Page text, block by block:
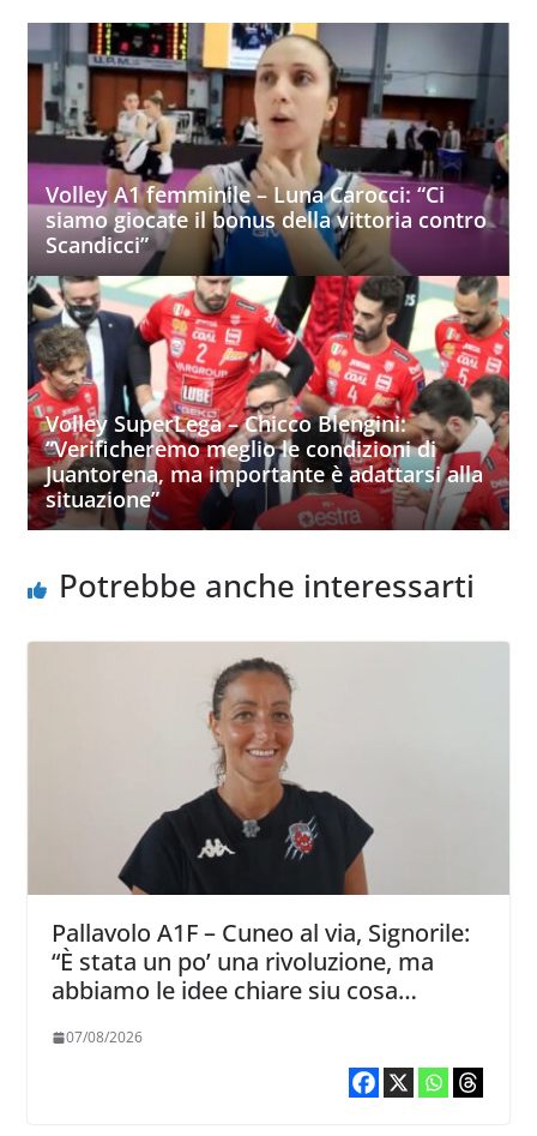
Volley A1 femminile – Luna Carocci: “Ci
siamo giocate il bonus della vittoria contro
Scandicci”
Volley SuperLega – Chicco Blengini:
“Verificheremo meglio le condizioni di
Juantorena, ma importante è adattarsi alla
situazione”
Potrebbe anche interessarti
Pallavolo A1F – Cuneo al via, Signorile:
“È stata un po’ una rivoluzione, ma
abbiamo le idee chiare siu cosa
07/08/2026